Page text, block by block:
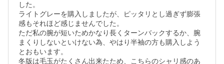
した。
ライトグレーを購入しましたが、ピッタリとし過ぎず膨張
感もそれほど感じませんでした。
ただ私の腕が短いためかなり長くターンバックするか、腕
まくりしないといけない為、やはり半袖の方も購入しよう
とおもいます。
冬版は毛玉がたくさん出来たため、こちらのシャリ感のあ